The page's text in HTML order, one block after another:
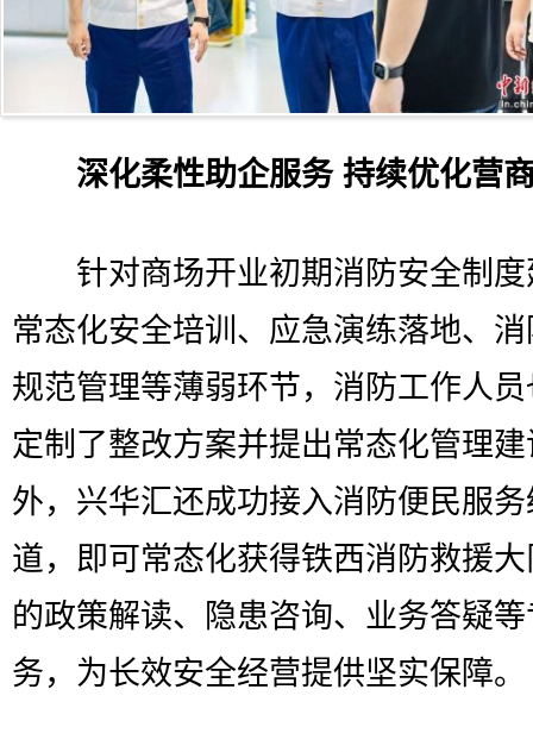
深化柔性助企服务 持续优化营
针对商场开业初期消防安全制度
常态化安全培训、应急演练落地、
规范管理等薄弱环节，消防工作人
定制了整改方案并提出常态化管理
外，兴华汇还成功接入消防便民服
道，即可常态化获得铁西消防救援
的政策解读、隐患咨询、业务答疑
务，为长效安全经营提供坚实保障。